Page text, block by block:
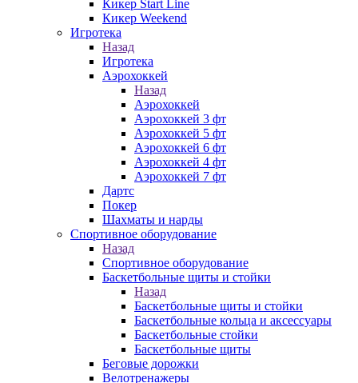
Кикер Start Line
Кикер Weekend
Игротека
Назад
Игротека
Аэрохоккей
Назад
Аэрохоккей
Аэрохоккей 3 фт
Аэрохоккей 5 фт
Аэрохоккей 6 фт
Аэрохоккей 4 фт
Аэрохоккей 7 фт
Дартс
Покер
Шахматы и нарды
Спортивное оборудование
Назад
Спортивное оборудование
Баскетбольные щиты и стойки
Назад
Баскетбольные щиты и стойки
Баскетбольные кольца и аксессуары
Баскетбольные стойки
Баскетбольные щиты
Беговые дорожки
Велотренажеры